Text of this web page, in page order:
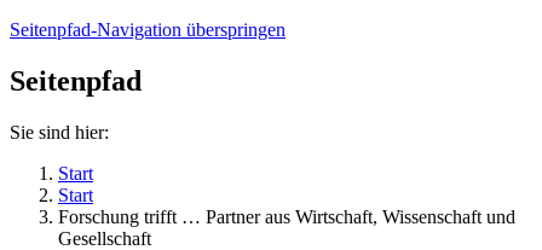
Seitenpfad-Navigation überspringen
Seitenpfad
Sie sind hier:
Start
Start
Forschung trifft … Partner aus Wirtschaft, Wissenschaft und
Gesellschaft